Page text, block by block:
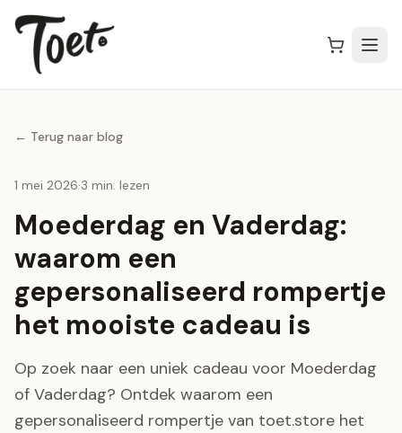
← Terug naar blog
1 mei 2026·3 min. lezen
Moederdag en Vaderdag:
waarom een
gepersonaliseerd rompertje
het mooiste cadeau is
Op zoek naar een uniek cadeau voor Moederdag
of Vaderdag? Ontdek waarom een
gepersonaliseerd rompertje van toet.store het